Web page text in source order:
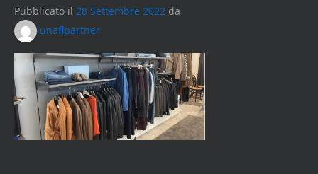
Pubblicato il 28 Settembre 2022 da
lunaflpartner